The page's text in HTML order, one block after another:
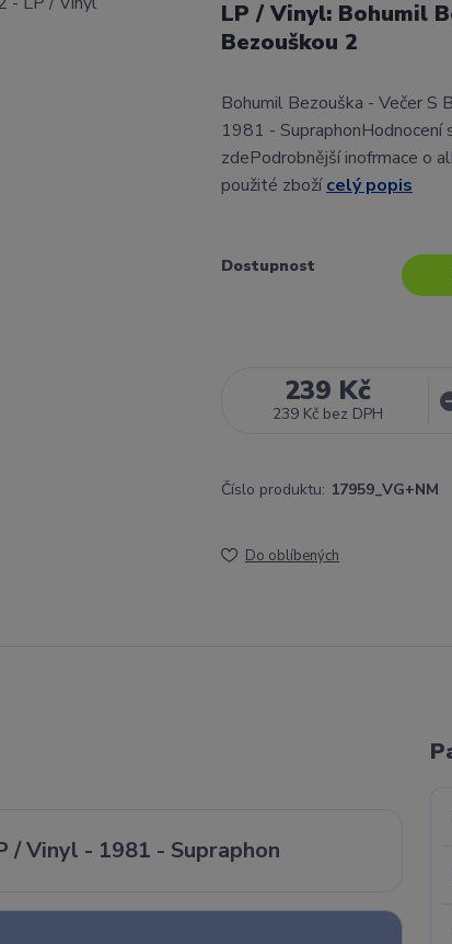
LP / Vinyl: Bohumil
Bezouškou 2
Bohumil Bezouška - Večer S
1981 -
zdePodrobnější inofrmace o
použité zbožícelý popis
Dostupnost
239 Kč
239 Kč bez DPH
Číslo produktu: 17959_VG+NM
Do oblíbených
/ Vinyl - 1981 - Supraphon